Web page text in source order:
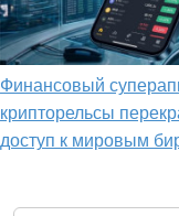
Финансовый
крипторельсы
доступ к мировым